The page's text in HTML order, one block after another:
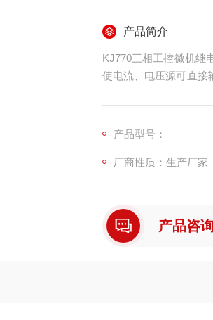
产品简介
KJ770三相工控微机继
使电流、电压源可直接
产品型号：
厂商性质：生产厂家
产品咨询